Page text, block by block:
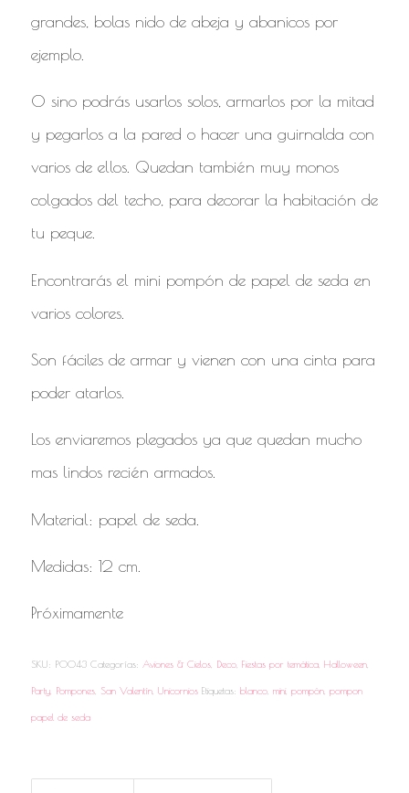
grandes, bolas nido de abeja y abanicos por
ejemplo.
O sino podrás usarlos solos, armarlos por la mitad
y pegarlos a la pared o hacer una guirnalda con
varios de ellos. Quedan también muy monos
colgados del techo, para decorar la habitación de
tu peque.
Encontrarás el mini pompón de papel de seda en
varios colores.
Son fáciles de armar y vienen con una cinta para
poder atarlos.
Los enviaremos plegados ya que quedan mucho
mas lindos recién armados.
Material: papel de seda.
Medidas: 12 cm.
Próximamente
SKU: P0043 Categorías: Aviones & Cielos, Deco, Fiestas por temática, Halloween,
Party, Pompones, San Valentín, Unicornios Etiquetas: blanco, mini, pompón, pompon
papel de seda